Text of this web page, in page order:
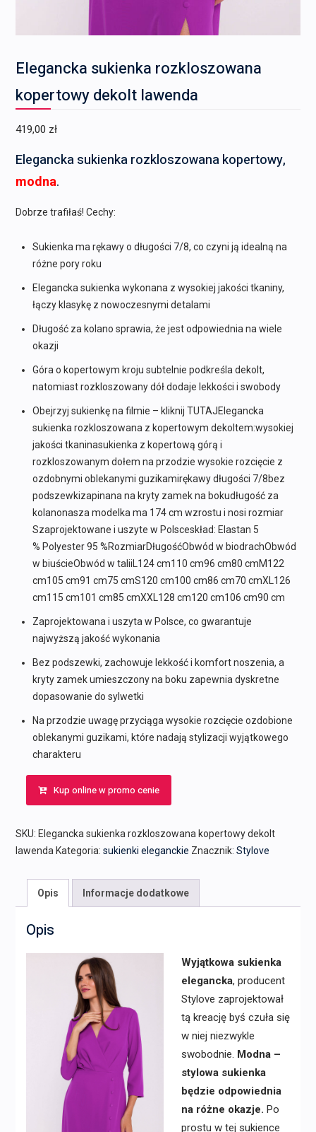
Elegancka sukienka rozkloszowana
kopertowy dekolt lawenda
419,00 zł
Elegancka sukienka rozkloszowana kopertowy,
modna.
Dobrze trafiłaś! Cechy:
Sukienka ma rękawy o długości 7/8, co czyni ją idealną na
różne pory roku
Elegancka sukienka wykonana z wysokiej jakości tkaniny,
łączy klasykę z nowoczesnymi detalami
Długość za kolano sprawia, że jest odpowiednia na wiele
okazji
Góra o kopertowym kroju subtelnie podkreśla dekolt,
natomiast rozkloszowany dół dodaje lekkości i swobody
Obejrzyj sukienkę na filmie – kliknij TUTAJElegancka
sukienka rozkloszowana z kopertowym dekoltem:wysokiej
jakości tkaninasukienka z kopertową górą i
rozkloszowanym dołem na przodzie wysokie rozcięcie z
ozdobnymi oblekanymi guzikamirękawy długości 7/8bez
podszewkizapinana na kryty zamek na bokudługość za
kolanonasza modelka ma 174 cm wzrostu i nosi rozmiar
Szaprojektowane i uszyte w Polsceskład: Elastan 5
% Polyester 95 %RozmiarDługośćObwód w biodrachObwód
w biuścieObwód w taliiL124 cm110 cm96 cm80 cmM122
cm105 cm91 cm75 cmS120 cm100 cm86 cm70 cmXL126
cm115 cm101 cm85 cmXXL128 cm120 cm106 cm90 cm
Zaprojektowana i uszyta w Polsce, co gwarantuje
najwyższą jakość wykonania
Bez podszewki, zachowuje lekkość i komfort noszenia, a
kryty zamek umieszczony na boku zapewnia dyskretne
dopasowanie do sylwetki
Na przodzie uwagę przyciąga wysokie rozcięcie ozdobione
oblekanymi guzikami, które nadają stylizacji wyjątkowego
charakteru
Kup online w promo cenie
SKU: Elegancka sukienka rozkloszowana kopertowy dekolt
lawenda Kategoria: sukienki eleganckie Znacznik: Stylove
Opis Informacje dodatkowe
Opis
Wyjątkowa sukienka
elegancka, producent
Stylove zaprojektował
tą kreację byś czuła się
w niej niezwykle
swobodnie. Modna –
stylowa sukienka
będzie odpowiednia
na różne okazje. Po
prostu w tej sukience